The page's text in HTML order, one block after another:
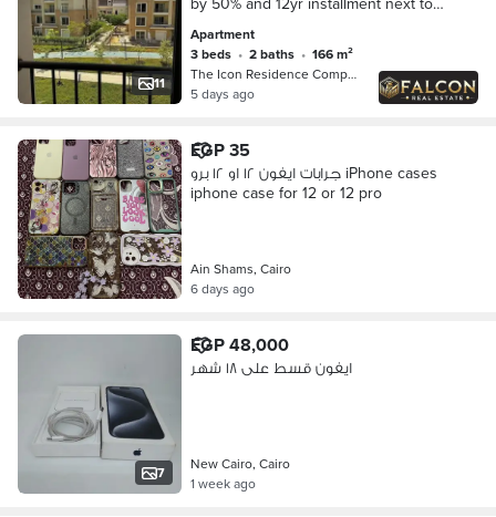
11
cairo and palm hills
Apartment
3 beds • 2 baths •
166 m²
The Icon Residence Compound, 5th Se…
5 days ago
EGP 35
جرابات ايفون ١٢ او ١٢ برو iPhone cases
iphone case for 12 or 12 pro
Ain Shams, Cairo
6 days ago
7
EGP 48,000
ايفون قسط على ١٨ شهر
New Cairo, Cairo
1 week ago